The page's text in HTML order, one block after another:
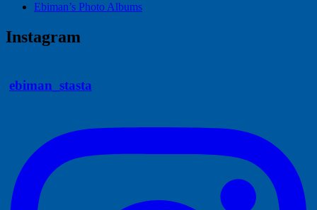
Ebiman’s Photo Albums
Instagram
ebiman_stasta